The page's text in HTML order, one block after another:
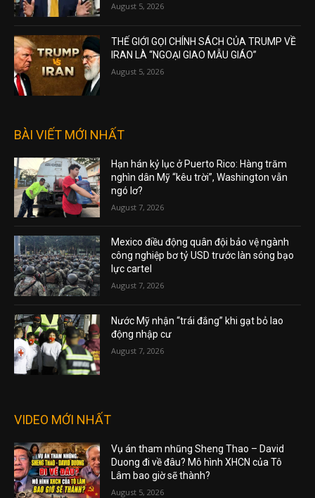
August 5, 2026
THẾ GIỚI GỌI CHÍNH SÁCH CỦA TRUMP VỀ
IRAN LÀ “NGOẠI GIAO MẪU GIÁO”
August 5, 2026
BÀI VIẾT MỚI NHẤT
Hạn hán kỷ lục ở Puerto Rico: Hàng trăm
nghìn dân Mỹ “kêu trời”, Washington vẫn
ngó lơ?
August 7, 2026
Mexico điều động quân đội bảo vệ ngành
công nghiệp bơ tỷ USD trước làn sóng bạo
lực cartel
August 7, 2026
Nước Mỹ nhận “trái đắng” khi gạt bỏ lao
động nhập cư
August 7, 2026
VIDEO MỚI NHẤT
Vụ án tham nhũng Sheng Thao – David
Duong đi về đâu? Mô hình XHCN của Tô
Lâm bao giờ sẽ thành?
August 5, 2026